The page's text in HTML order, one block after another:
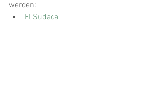
werden:
El Sudaca